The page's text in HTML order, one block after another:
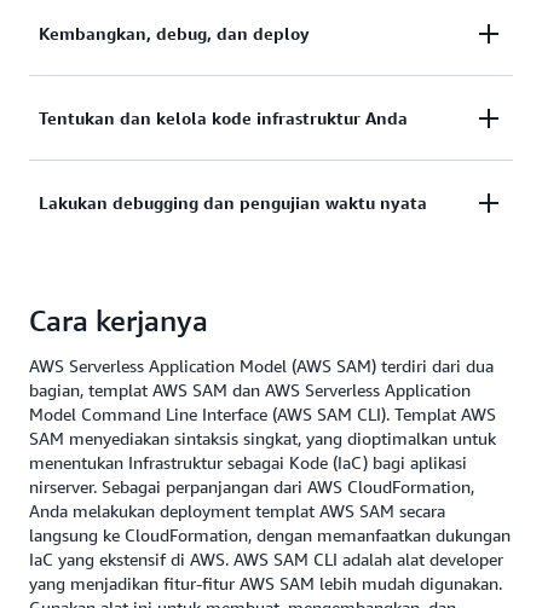
Sederhanakan siklus pengembangan nirserver Anda,
Kembangkan, debug, dan deploy
Kembangkan,debug, dandeployaplikasi nirserver
Tentukan dan kelola kode infrastruktur Anda
Tentukan dan kelola kode infrastruktur Anda dengan
Lakukan debugging dan pengujian waktu nyata
cloud dengan AWS SAM Accelerate.
Cara kerjanya
AWS Serverless Application Model (AWS SAM) terdiri dari dua
bagian, templat AWS SAM dan AWS Serverless Application
Model Command Line Interface (AWS SAM CLI). Templat AWS
SAM menyediakan sintaksis singkat, yang dioptimalkan untuk
menentukan Infrastruktur sebagai Kode (IaC) bagi aplikasi
nirserver. Sebagai perpanjangan dari AWS CloudFormation,
Anda melakukan deployment templat AWS SAM secara
langsung ke CloudFormation, dengan memanfaatkan dukungan
IaC yang ekstensif di AWS. AWS SAM CLI adalah alat developer
yang menjadikan fitur-fitur AWS SAM lebih mudah digunakan.